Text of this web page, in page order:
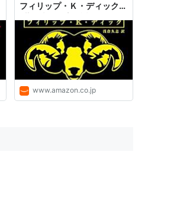
フィリップ・Ｋ・ディック
デザイン:土井宏明(ポジトロ
ン) (イラスト): Digital
Ebook Purchas
www.amazon.co.jp